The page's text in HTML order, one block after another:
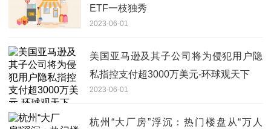
ETF一枝独秀
2023-06-01
美国亚马逊及其子公司将为侵犯用户隐
私指控支付超3000万美元-环球观天下
2023-06-01
杭州“大厂房”浮沉：热门楼盘从“万人